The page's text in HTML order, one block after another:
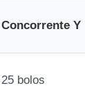
Concorrente Y
25 bolos